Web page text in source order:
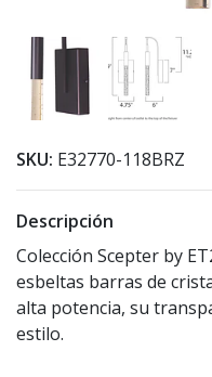
SKU: E32770-118BRZ
Descripción
Colección Scepter by
esbeltas barras de
alta potencia, su
estilo.